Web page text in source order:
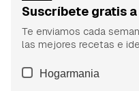
Suscríbete gratis
Te enviamos cada
las mejores recetas e
Hogarmania